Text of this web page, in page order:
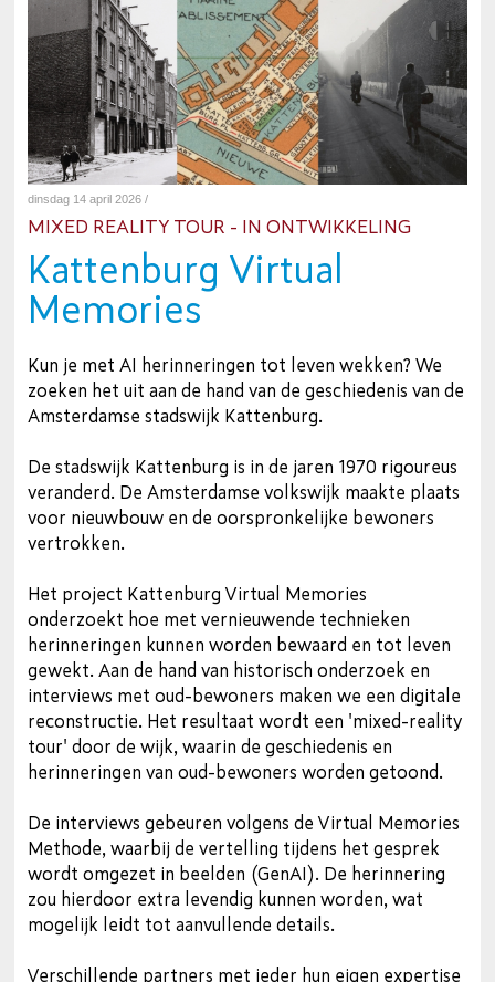
dinsdag 14 april 2026 /
MIXED REALITY TOUR - IN ONTWIKKELING
Kattenburg Virtual
Memories
Kun je met AI herinneringen tot leven wekken? We
zoeken het uit aan de hand van de geschiedenis van de
Amsterdamse stadswijk Kattenburg.
De stadswijk Kattenburg is in de jaren 1970 rigoureus
veranderd. De Amsterdamse volkswijk maakte plaats
voor nieuwbouw en de oorspronkelijke bewoners
vertrokken.
Het project Kattenburg Virtual Memories
onderzoekt hoe met vernieuwende technieken
herinneringen kunnen worden bewaard en tot leven
gewekt. Aan de hand van historisch onderzoek en
interviews met oud-bewoners maken we een digitale
reconstructie. Het resultaat wordt een 'mixed-reality
tour' door de wijk, waarin de geschiedenis en
herinneringen van oud-bewoners worden getoond.
De interviews gebeuren volgens de Virtual Memories
Methode, waarbij de vertelling tijdens het gesprek
wordt omgezet in beelden (GenAI). De herinnering
zou hierdoor extra levendig kunnen worden, wat
mogelijk leidt tot aanvullende details.
Verschillende partners met ieder hun eigen expertise